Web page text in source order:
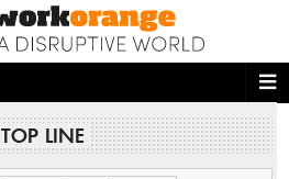
TOP LINE